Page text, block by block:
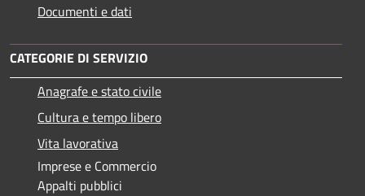
Documenti e dati
CATEGORIE DI SERVIZIO
Anagrafe e stato civile
Cultura e tempo libero
Vita lavorativa
Imprese e Commercio
Appalti pubblici